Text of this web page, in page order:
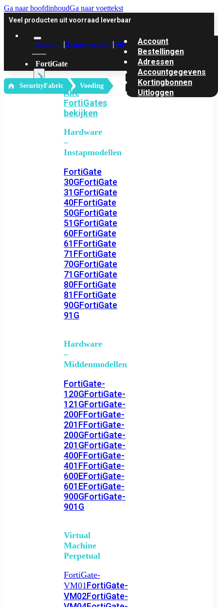
Ga naar hoofdinhoudGa naar voettekst
Veel producten uit voorraad leverbaar
Account Klantenservice Offerte
FortiGate
Alle
FortiGates
bekijken
Hardware
–
Instapmodellen
FortiGate
30GFortiGate
31GFortiGate
40FFortiGate
50GFortiGate
51GFortiGate
60FFortiGate
61FFortiGate
71FFortiGate
70GFortiGate
71GFortiGate
80FFortiGate
81FFortiGate
90GFortiGate
91G
Hardware
–
Middenmodellen
FortiGate-
120GFortiGate-
121GFortiGate-
200FFortiGate-
201FFortiGate-
200GFortiGate-
201GFortiGate-
400FFortiGate-
401FFortiGate-
600EFortiGate-
601EFortiGate-
900GFortiGate-
901G
Virtual
Machine
Perpetual
FortiGate-
VM01FortiGate-
VM02FortiGate-
Account
Bestellingen
Adressen
Accountgegevens
Kortingbonnen
Uitloggen
‎ SecurityFabric Voeding